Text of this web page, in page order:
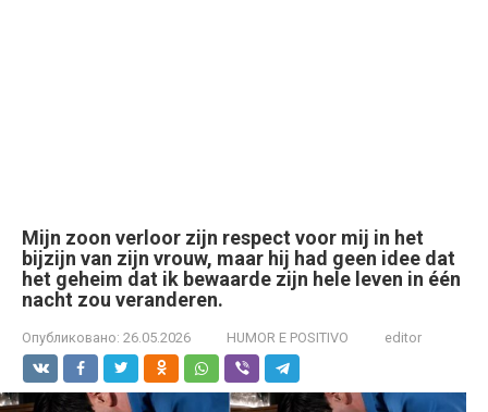
Mijn zoon verloor zijn respect voor mij in het
bijzijn van zijn vrouw, maar hij had geen idee dat
het geheim dat ik bewaarde zijn hele leven in één
nacht zou veranderen.
Опубликовано: 26.05.2026 HUMOR E POSITIVO editor